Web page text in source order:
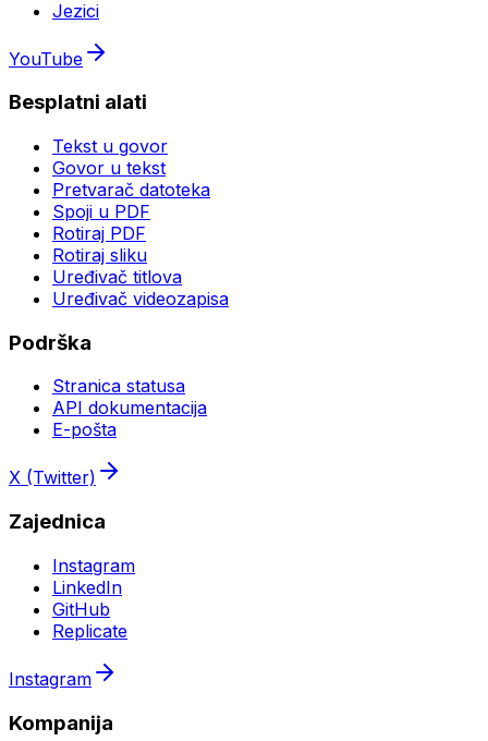
Jezici
YouTube
Besplatni alati
Tekst u govor
Govor u tekst
Pretvarač datoteka
Spoji u PDF
Rotiraj PDF
Rotiraj sliku
Uređivač titlova
Uređivač videozapisa
Podrška
Stranica statusa
API dokumentacija
E-pošta
X (Twitter)
Zajednica
Instagram
LinkedIn
GitHub
Replicate
Instagram
Kompanija